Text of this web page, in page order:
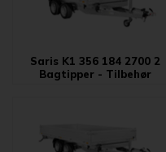
Saris K1 356 184 2700 2
Bagtipper - Tilbehør